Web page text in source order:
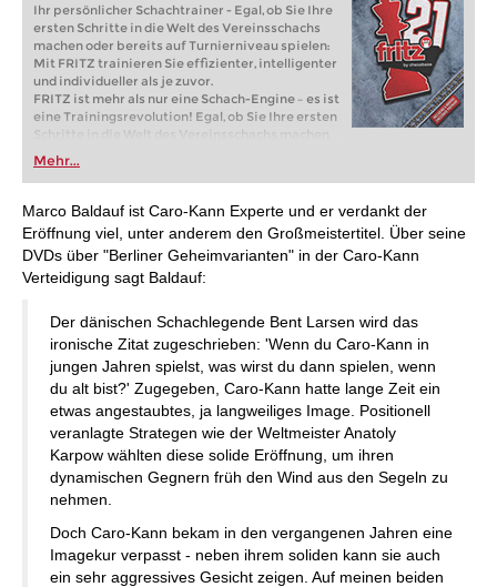
Ihr persönlicher Schachtrainer - Egal, ob Sie Ihre
ersten Schritte in die Welt des Vereinsschachs
machen oder bereits auf Turnierniveau spielen:
Mit FRITZ trainieren Sie effizienter, intelligenter
und individueller als je zuvor.
FRITZ ist mehr als nur eine Schach-Engine – es ist
eine Trainingsrevolution! Egal, ob Sie Ihre ersten
Schritte in die Welt des Vereinsschachs machen
oder bereits auf Turnierniveau spielen: Mit
FRITZ trainieren Sie effizienter, intelligenter und
individueller als je zuvor.
Mehr...
Marco Baldauf ist Caro-Kann Experte und er verdankt der
Eröffnung viel, unter anderem den Großmeistertitel. Über seine
DVDs über "Berliner Geheimvarianten" in der Caro-Kann
Verteidigung sagt Baldauf:
Der dänischen Schachlegende Bent Larsen wird das
ironische Zitat zugeschrieben: 'Wenn du Caro-Kann in
jungen Jahren spielst, was wirst du dann spielen, wenn
du alt bist?' Zugegeben, Caro-Kann hatte lange Zeit ein
etwas angestaubtes, ja langweiliges Image. Positionell
veranlagte Strategen wie der Weltmeister Anatoly
Karpow wählten diese solide Eröffnung, um ihren
dynamischen Gegnern früh den Wind aus den Segeln zu
nehmen.
Doch Caro-Kann bekam in den vergangenen Jahren eine
Imagekur verpasst - neben ihrem soliden kann sie auch
ein sehr aggressives Gesicht zeigen. Auf meinen beiden